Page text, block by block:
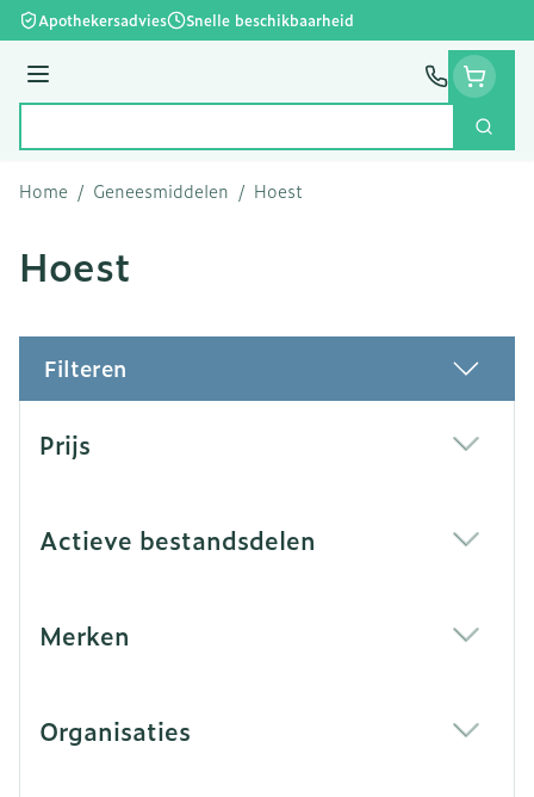
Ga naar de inhoud
Apothekersadvies Snelle beschikbaarheid
Menu
Zoek
Home / Geneesmiddelen / Hoest
Hoest
Filteren
Prijs
Actieve bestandsdelen
Merken
Organisaties